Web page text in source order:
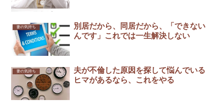
妻の気持ち
別居だから、同居だから、「できない
んです」これでは一生解決しない
妻の気持ち
夫が不倫した原因を探して悩んでいる
ヒマがあるなら、これをやる